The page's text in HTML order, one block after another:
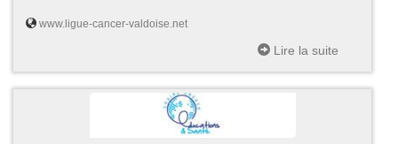
www.ligue-cancer-valdoise.net
Lire la suite